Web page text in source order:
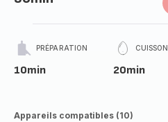
PRÉPARATION
10min
CUISSON
20min
Appareils compatibles (10)